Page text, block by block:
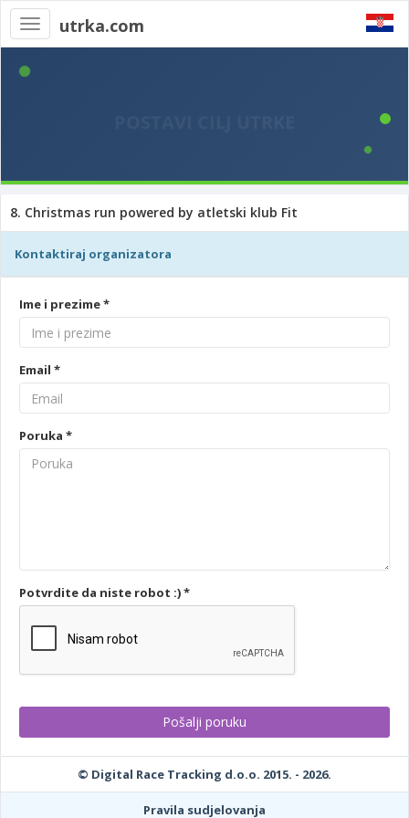
Toggle
navigation
utrka.com
8. Christmas run powered by atletski klub Fit
Kontaktiraj organizatora
Ime i prezime *
Email *
Poruka *
Potvrdite da niste robot :) *
© Digital Race Tracking d.o.o. 2015. - 2026.
Pravila sudjelovanja